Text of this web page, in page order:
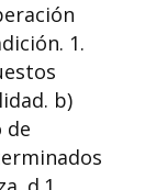
1.
b)
de